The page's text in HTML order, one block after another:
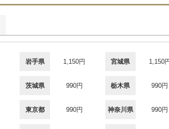
岩手県 1,150円 宮城県 1,150
茨城県 990円 栃木県 990円
東京都 990円 神奈川県 990円